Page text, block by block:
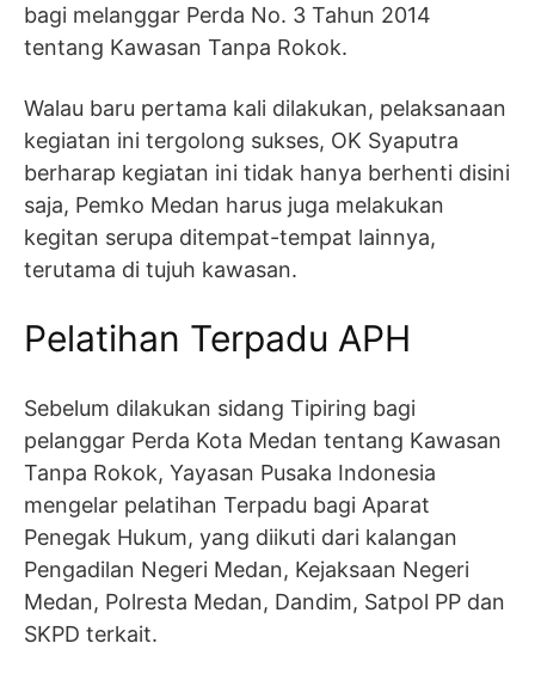
bagi melanggar Perda No. 3 Tahun 2014
tentang Kawasan Tanpa Rokok.
Walau baru pertama kali dilakukan, pelaksanaan
kegiatan ini tergolong sukses, OK Syaputra
berharap kegiatan ini tidak hanya berhenti disini
saja, Pemko Medan harus juga melakukan
kegitan serupa ditempat-tempat lainnya,
terutama di tujuh kawasan.
Pelatihan Terpadu APH
Sebelum dilakukan sidang Tipiring bagi
pelanggar Perda Kota Medan tentang Kawasan
Tanpa Rokok, Yayasan Pusaka Indonesia
mengelar pelatihan Terpadu bagi Aparat
Penegak Hukum, yang diikuti dari kalangan
Pengadilan Negeri Medan, Kejaksaan Negeri
Medan, Polresta Medan, Dandim, Satpol PP dan
SKPD terkait.